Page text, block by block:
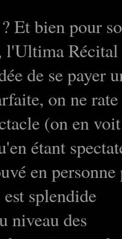
Et bien pour
Récital
de se payer
on ne rate
(on en voit
étant
en personne
splendide
niveau des